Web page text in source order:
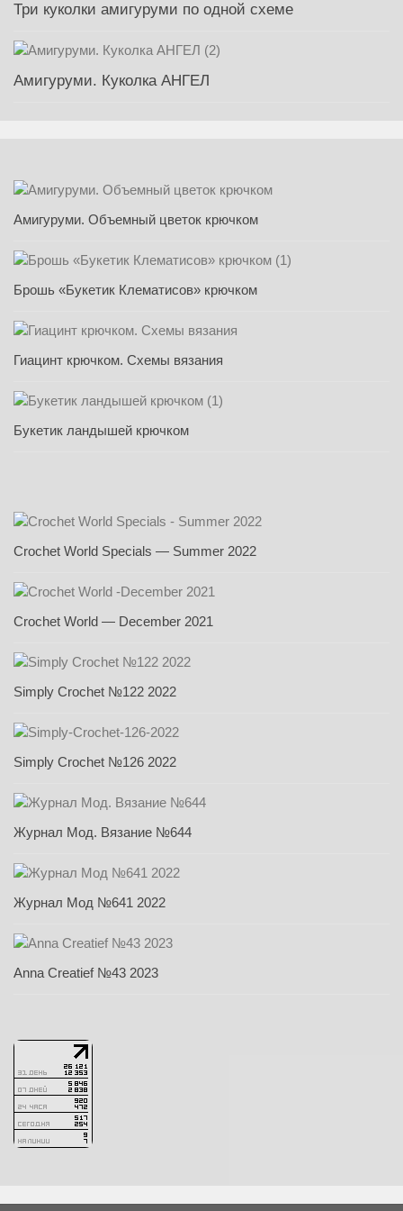
Три куколки амигуруми по одной схеме
Амигуруми. Куколка АНГЕЛ
Амигуруми. Объемный цветок крючком
Брошь «Букетик Клематисов» крючком
Гиацинт крючком. Схемы вязания
Букетик ландышей крючком
Crochet World Specials — Summer 2022
Crochet World — December 2021
Simply Crochet №122 2022
Simply Crochet №126 2022
Журнал Мод. Вязание №644
Журнал Мод №641 2022
Anna Creatief №43 2023